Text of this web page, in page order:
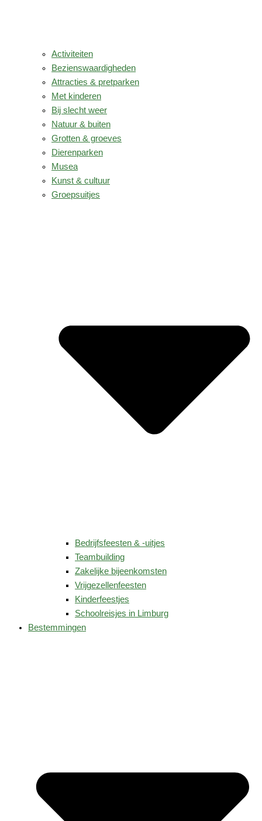
Activiteiten
Bezienswaardigheden
Attracties & pretparken
Met kinderen
Bij slecht weer
Natuur & buiten
Grotten & groeves
Dierenparken
Musea
Kunst & cultuur
Groepsuitjes
Bedrijfsfeesten & -uitjes
Teambuilding
Zakelijke bijeenkomsten
Vrijgezellenfeesten
Kinderfeestjes
Schoolreisjes in Limburg
Bestemmingen